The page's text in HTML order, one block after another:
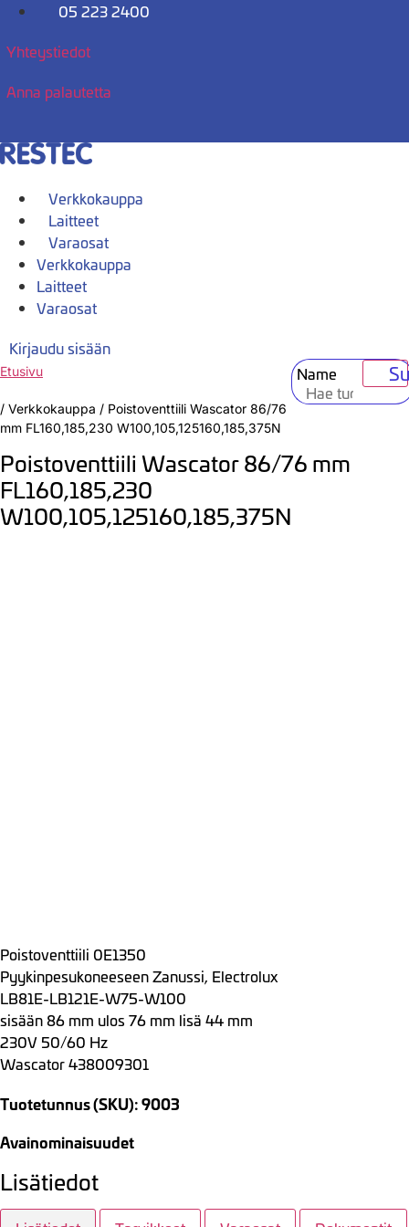
Mene
05 223 2400
Yhteystiedot
Anna palautetta
Verkkokauppa
Laitteet
Varaosat
Verkkokauppa
Laitteet
Varaosat
Kirjaudu sisään
Name
Etusivu
/ Verkkokauppa / Poistoventtiili Wascator 86/76
mm FL160,185,230 W100,105,125160,185,375N
Poistoventtiili Wascator 86/76 mm
FL160,185,230
W100,105,125160,185,375N
Poistoventtiili 0E1350
Pyykinpesukoneeseen Zanussi, Electrolux
LB81E-LB121E-W75-W100
sisään 86 mm ulos 76 mm lisä 44 mm
230V 50/60 Hz
Wascator 438009301
Tuotetunnus (SKU): 9003
Avainominaisuudet
Lisätiedot